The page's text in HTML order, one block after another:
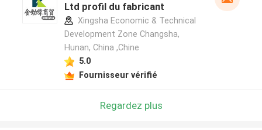
Ltd profil du fabricant
Xingsha Economic & Technical
Development Zone Changsha,
Hunan, China ,Chine
5.0
Fournisseur vérifié
Regardez plus